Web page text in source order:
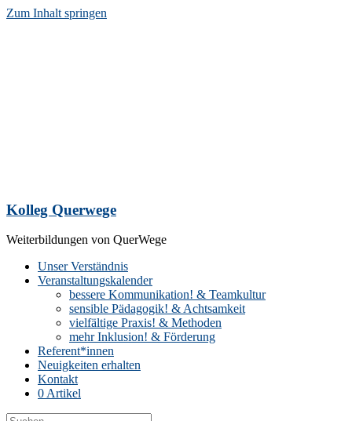
Zum Inhalt springen
Kolleg Querwege
Weiterbildungen von QuerWege
Unser Verständnis
Veranstaltungskalender
bessere Kommunikation! & Teamkultur
sensible Pädagogik! & Achtsamkeit
vielfältige Praxis! & Methoden
mehr Inklusion! & Förderung
Referent*innen
Neuigkeiten erhalten
Kontakt
0 Artikel